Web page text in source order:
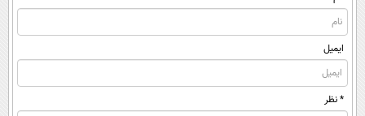
ایمیل
* نظر